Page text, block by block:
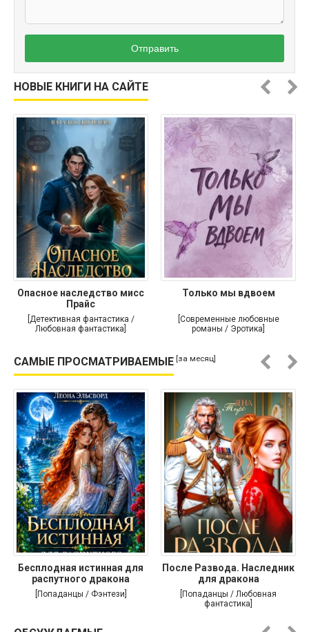
Отправить
НОВЫЕ КНИГИ НА САЙТЕ
Опасное наследство мисс
Прайс
[Детективная фантастика /
Любовная фантастика]
Только мы вдвоем
[Современные любовные
романы / Эротика]
САМЫЕ ПРОСМАТРИВАЕМЫЕ [за месяц]
Бесплодная истинная для
распутного дракона
[Попаданцы / Фэнтези]
После Развода. Наследник
для дракона
[Попаданцы / Любовная
фантастика]